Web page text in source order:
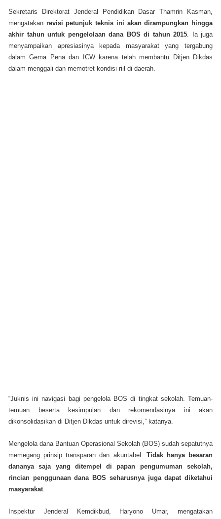
Sekretaris Direktorat Jenderal Pendidikan Dasar Thamrin Kasman,
mengatakan revisi petunjuk teknis ini akan dirampungkan hingga
akhir tahun untuk pengelolaan dana BOS di tahun 2015 . Ia juga
menyampaikan apresiasinya kepada masyarakat yang tergabung
dalam Gema Pena dan ICW karena telah membantu Ditjen Dikdas
dalam menggali dan memotret kondisi riil di daerah.
“Juknis ini navigasi bagi pengelola BOS di tingkat sekolah. Temuan-
temuan beserta kesimpulan dan rekomendasinya ini akan
dikonsolidasikan di Ditjen Dikdas untuk direvisi,” katanya
Mengelola dana Bantuan Operasional Sekolah (BOS) sudah sepatutnya
memegang prinsip transparan dan akuntabel. Tidak hanya besaran
dananya saja yang ditempel di papan pengumuman sekolah,
rincian penggunaan dana BOS seharusnya juga dapat diketahui
masyarakat
Inspektur Jenderal Kemdikbud, Haryono Umar, mengatakan